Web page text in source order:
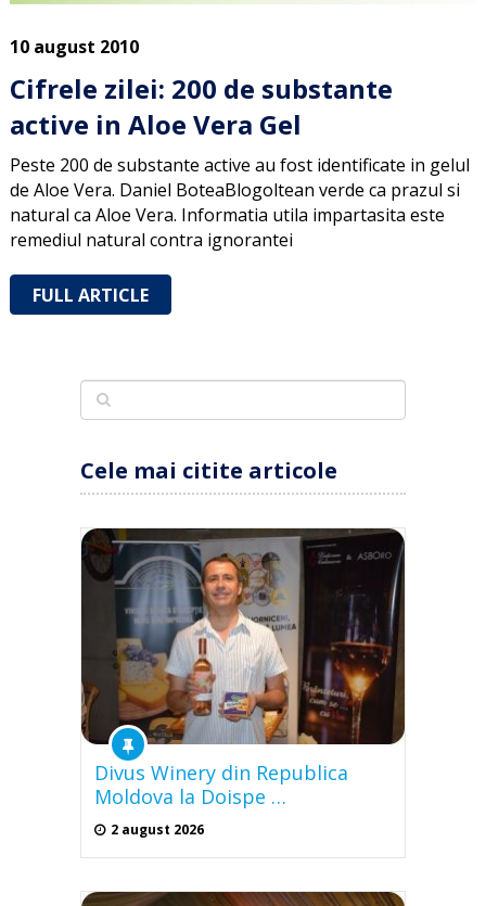
10 august 2010
Cifrele zilei: 200 de substante
active in Aloe Vera Gel
Peste 200 de substante active au fost identificate in gelul
de Aloe Vera. Daniel BoteaBlogoltean verde ca prazul si
natural ca Aloe Vera. Informatia utila impartasita este
remediul natural contra ignorantei
FULL ARTICLE
Cele mai citite articole
Divus Winery din Republica
Moldova la Doispe …
2 august 2026